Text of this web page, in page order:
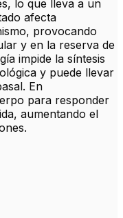
lo que lleva a un
afecta
provocando
y en la reserva de
impide la síntesis
y puede llevar
En
para responder
aumentando el